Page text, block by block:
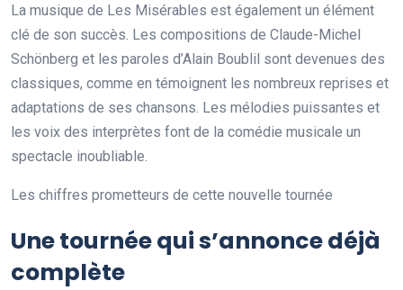
La musique de Les Misérables est également un élément
clé de son succès. Les compositions de Claude-Michel
Schönberg et les paroles d’Alain Boublil sont devenues des
classiques, comme en témoignent les nombreux reprises et
adaptations de ses chansons. Les mélodies puissantes et
les voix des interprètes font de la comédie musicale un
spectacle inoubliable.
Les chiffres prometteurs de cette nouvelle tournée
Une tournée qui s’annonce déjà
complète